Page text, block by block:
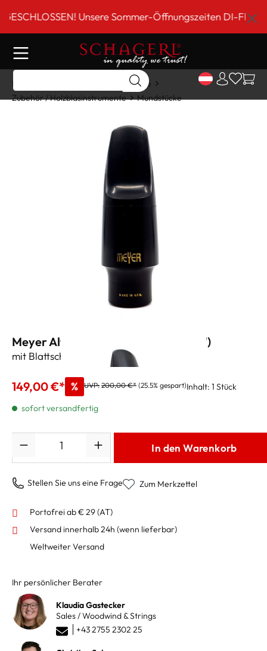
springenUnsere Sommer-Öffnungszeiten DI-FR 9 bis
Home
Holzblasinstrumente
Zubehör / Holzblasinstrumente
Mundstücke
Meyer Altsaxmundstück M8M (.086")
mit Blattschraube und Kapsel
149,00 €* % UVP: 200,00 €* (25.5% gespart)Inhalt: 1 Stück
sofort versandfertig
In den Warenkorb
Stellen Sie uns eine Frage Zum Merkzettel
Portofrei ab € 29 (AT)
Versand innerhalb 24h (wenn lieferbar)
Weltweiter Versand
Ihr persönlicher Berater
Klaudia Gastecker
Sales / Woodwind & Strings
+43 2755 2302 25